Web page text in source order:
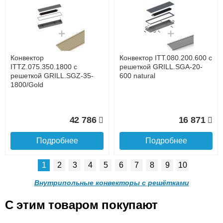
до подъезда
услуга платная
Конвектор ITT.080.200.1300
с решеткой GRILL.SGW-20-
1300 венге
35 326
Подробнее
Конвектор ITT.080.200.1000
с решеткой GRILL.SGW-20-
1000 венге
28 391
Конвектор ITT.080.200.900 с
решеткой GRILL.SGW-20-
900 венге
Конвектор ITT.080.200.800 с
решеткой GRILL.SGW-20-
800 венге
Конвектор
ITTZ.075.350.1800 с
решеткой GRILL.SGZ-35-
1800/Gold
42 786
Подробнее
Конвектор ITT.080.200.600 с
решеткой GRILL.SGA-20-
600 natural
16 871
Подробнее
1 2 3 4 5 6 7 8 9 10
Внутрипольные конвекторы с решётками
C этим товаром покупают